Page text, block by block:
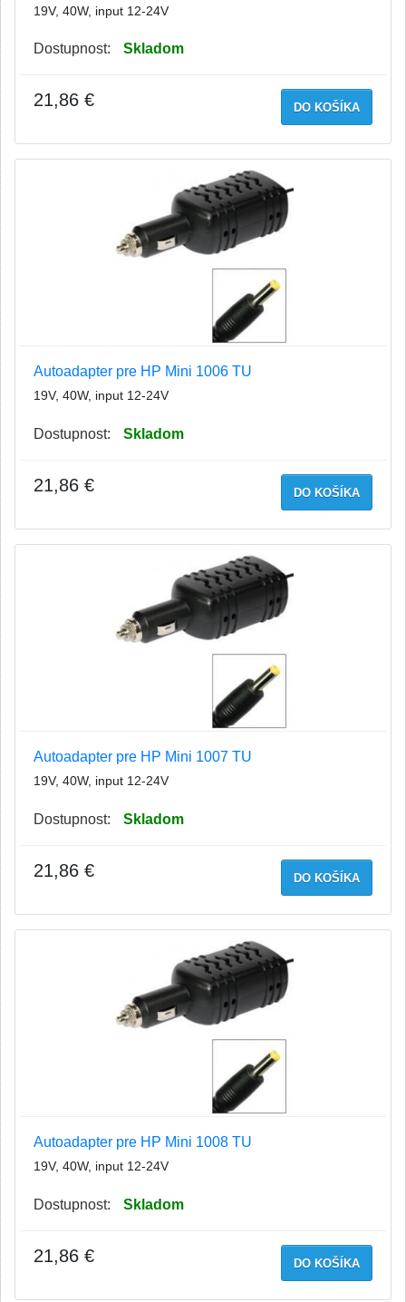
19V, 40W, input 12-24V
Dostupnost: Skladom
DO KOŠÍKA
21,86 €
Autoadapter pre HP Mini 1006 TU
19V, 40W, input 12-24V
Dostupnost: Skladom
DO KOŠÍKA
21,86 €
Autoadapter pre HP Mini 1007 TU
19V, 40W, input 12-24V
Dostupnost: Skladom
DO KOŠÍKA
21,86 €
Autoadapter pre HP Mini 1008 TU
19V, 40W, input 12-24V
Dostupnost: Skladom
DO KOŠÍKA
21,86 €